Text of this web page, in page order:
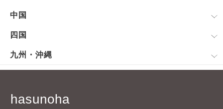
中国
四国
九州・沖縄
hasunoha